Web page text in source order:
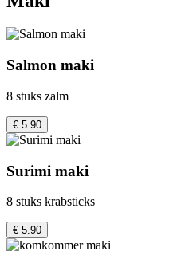
Salmon maki
8 stuks zalm
€ 5.90
Surimi maki
8 stuks krabsticks
€ 5.90